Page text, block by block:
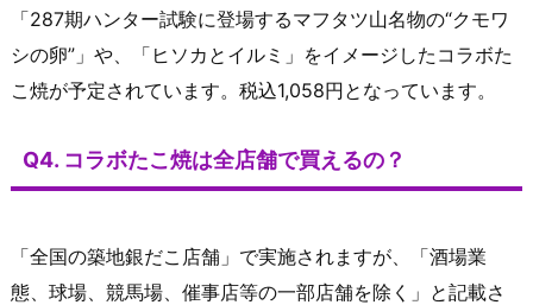
「287期ハンター試験に登場するマフタツ山名物の“クモワ
シの卵”」や、「ヒソカとイルミ」をイメージしたコラボた
こ焼が予定されています。税込1,058円となっています。
Q4. コラボたこ焼は全店舗で買えるの？
「全国の築地銀だこ店舗」で実施されますが、「酒場業
態、球場、競馬場、催事店等の一部店舗を除く」と記載さ